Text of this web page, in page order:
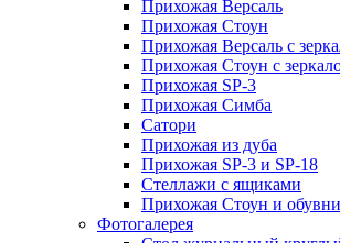
Прихожая Версаль
Прихожая Стоун
Прихожая Версаль с
Прихожая Стоун с
Прихожая SP-3
Прихожая Симба
Сатори
Прихожая из дуба
Прихожая SP-3 и SP-18
Стеллажи с ящиками
Прихожая Стоун и
Фотогалерея